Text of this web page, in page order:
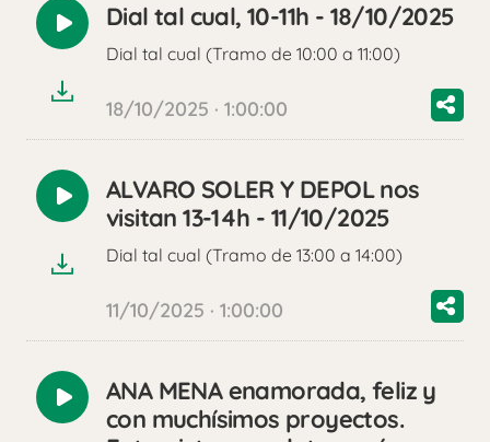
Reproducir
audio
Dial tal cual, 10-11h - 18/10/2025
Dial tal cual (Tramo de 10:00 a 11:00)
18/10/2025 · 1:00:00
Reproducir
audio
ALVARO SOLER Y DEPOL nos
visitan 13-14h - 11/10/2025
Dial tal cual (Tramo de 13:00 a 14:00)
11/10/2025 · 1:00:00
Reproducir
audio
ANA MENA enamorada, feliz y
con muchísimos proyectos.